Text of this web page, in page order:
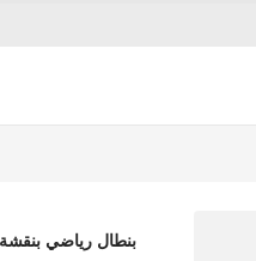
بنطال رياضي بنقشة